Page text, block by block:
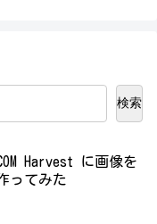
検索
Harvest に画像を
ってみた